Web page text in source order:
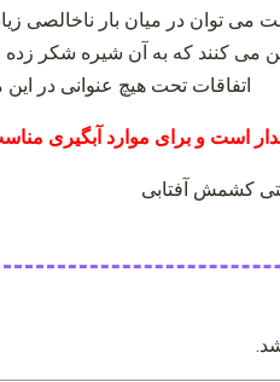
می‌ توان در میان بار
می‌ کنند که به آن شیره شکر
اتفاقات تحت هیچ عنوانی در
است و برای موارد آبگیری